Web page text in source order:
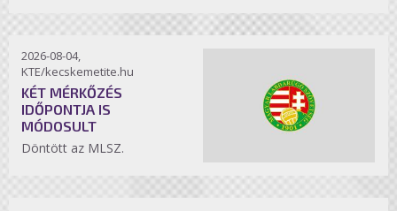
2026-08-04,
KTE/kecskemetite.hu
KÉT MÉRKŐZÉS
IDŐPONTJA IS
MÓDOSULT
Döntött az MLSZ.